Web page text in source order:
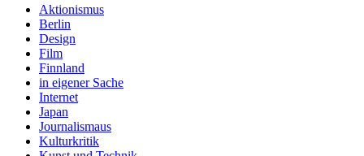
Aktionismus
Berlin
Design
Film
Finnland
in eigener Sache
Internet
Japan
Journalismaus
Kulturkritik